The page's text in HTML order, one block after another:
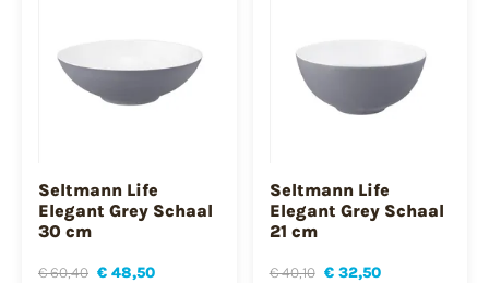
Seltmann Life
Elegant Grey Schaal
30 cm
€ 60,40 € 48,50
Seltmann Life
Elegant Grey Schaal
21 cm
€ 40,10 € 32,50